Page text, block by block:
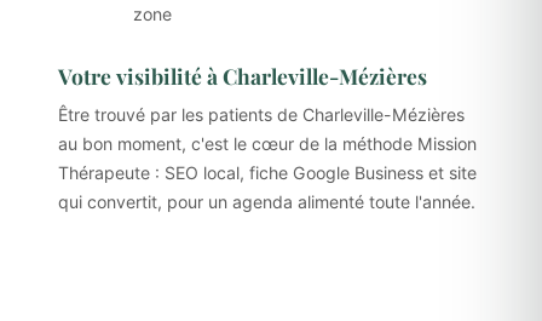
zone
Votre visibilité à Charleville-Mézières
Être trouvé par les patients de Charleville-Mézières
au bon moment, c'est le cœur de la méthode Mission
Thérapeute : SEO local, fiche Google Business et site
qui convertit, pour un agenda alimenté toute l'année.